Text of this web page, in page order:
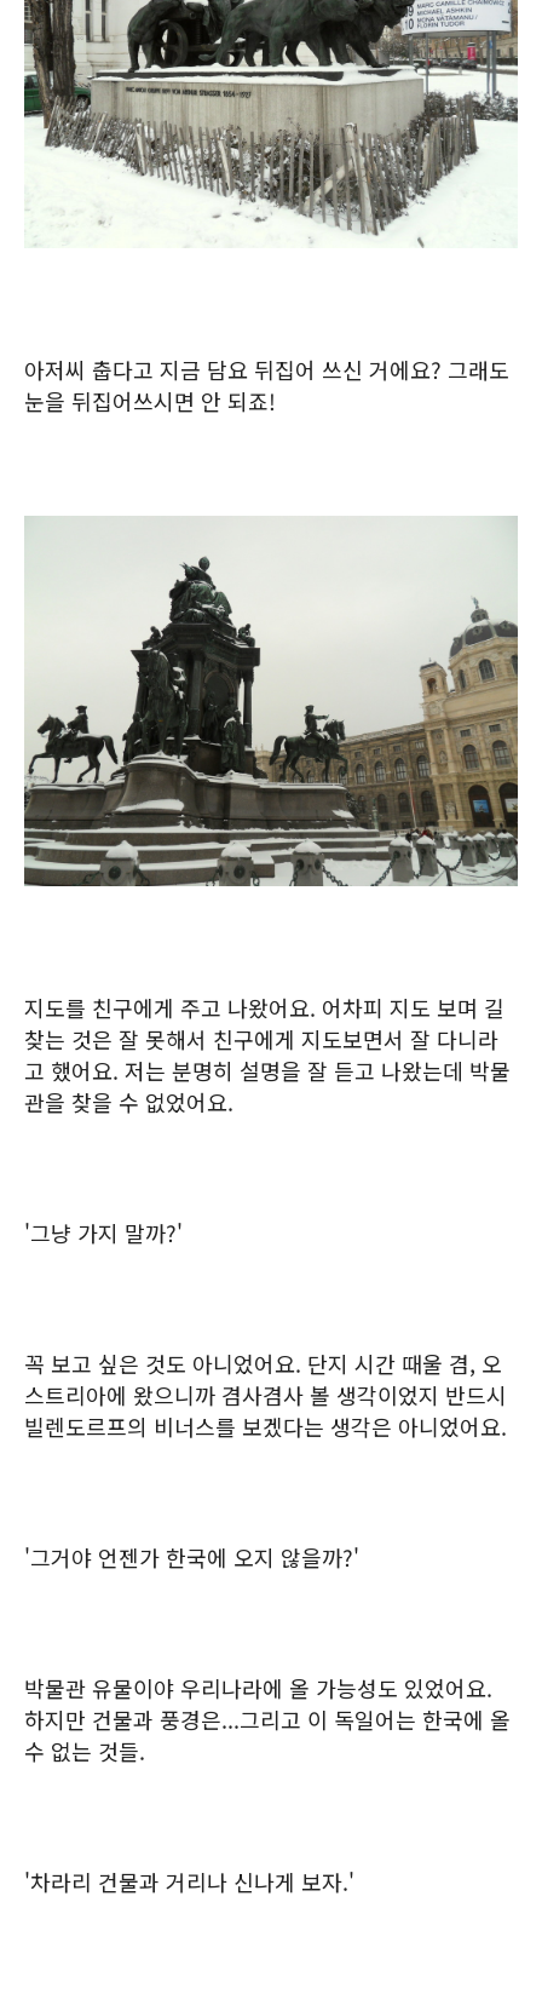
아저씨 춥다고 지금 담요 뒤집어 쓰신 거에요? 그래도
눈을 뒤집어쓰시면 안 되죠!
지도를 친구에게 주고 나왔어요. 어차피 지도 보며 길
찾는 것은 잘 못해서 친구에게 지도보면서 잘 다니라
고 했어요. 저는 분명히 설명을 잘 듣고 나왔는데 박물
관을 찾을 수 없었어요.
'그냥 가지 말까?'
꼭 보고 싶은 것도 아니었어요. 단지 시간 때울 겸, 오
스트리아에 왔으니까 겸사겸사 볼 생각이었지 반드시
빌렌도르프의 비너스를 보겠다는 생각은 아니었어요.
'그거야 언젠가 한국에 오지 않을까?'
박물관 유물이야 우리나라에 올 가능성도 있었어요.
하지만 건물과 풍경은...그리고 이 독일어는 한국에 올
수 없는 것들.
'차라리 건물과 거리나 신나게 보자.'